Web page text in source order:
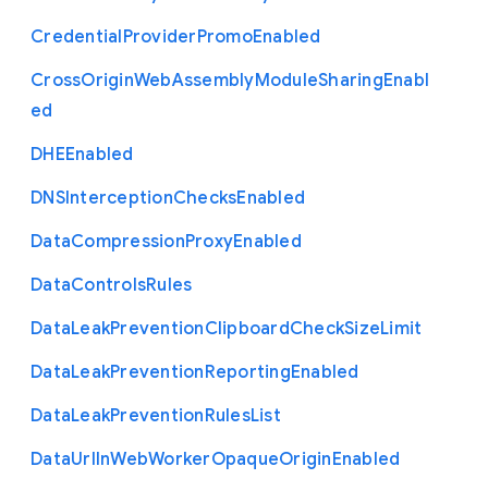
CredentialProviderPromoEnabled
CrossOriginWebAssemblyModuleSharingEnabl
ed
DHEEnabled
DNSInterceptionChecksEnabled
DataCompressionProxyEnabled
DataControlsRules
DataLeakPreventionClipboardCheckSizeLimit
DataLeakPreventionReportingEnabled
DataLeakPreventionRulesList
DataUrlInWebWorkerOpaqueOriginEnabled